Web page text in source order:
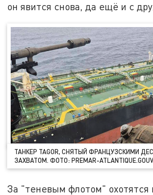
он явится снова, да ещё и с
ТАНКЕР TAGOR, СНЯТЫЙ ФРАНЦУЗСКИМИ
ЗАХВАТОМ. ФОТО: PREMAR-
За "теневым флотом" охотятся